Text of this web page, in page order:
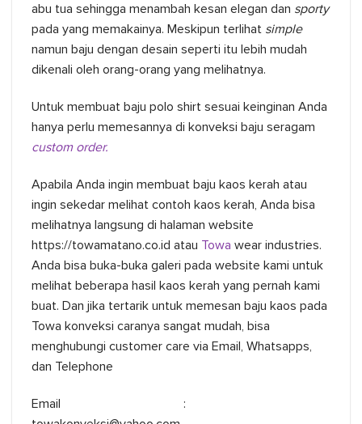
abu tua sehingga menambah kesan elegan dan sporty
pada yang memakainya. Meskipun terlihat simple
namun baju dengan desain seperti itu lebih mudah
dikenali oleh orang-orang yang melihatnya.
Untuk membuat baju polo shirt sesuai keinginan Anda
hanya perlu memesannya di konveksi baju seragam
custom order.
Apabila Anda ingin membuat baju kaos kerah atau
ingin sekedar melihat contoh kaos kerah, Anda bisa
melihatnya langsung di halaman website
https://towamatano.co.id atau Towa wear industries.
Anda bisa buka-buka galeri pada website kami untuk
melihat beberapa hasil kaos kerah yang pernah kami
buat. Dan jika tertarik untuk memesan baju kaos pada
Towa konveksi caranya sangat mudah, bisa
menghubungi customer care via Email, Whatsapps,
dan Telephone
Email :